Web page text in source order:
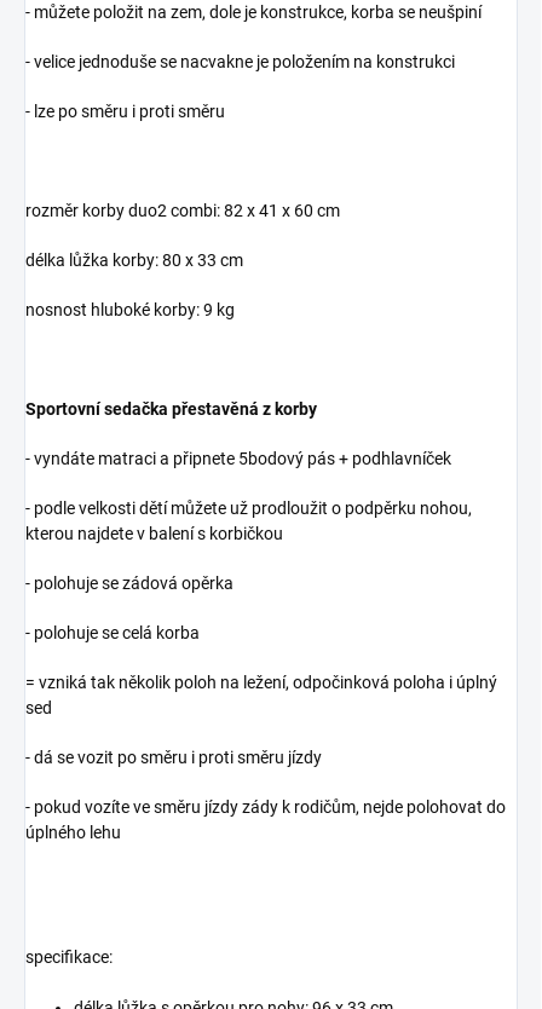
- můžete položit na zem, dole je konstrukce, korba se neušpiní
- velice jednoduše se nacvakne je položením na konstrukci
- lze po směru i proti směru
rozměr korby duo2 combi: 82 x 41 x 60 cm
délka lůžka korby: 80 x 33 cm
nosnost hluboké korby: 9 kg
Sportovní sedačka přestavěná z korby
- vyndáte matraci a připnete 5bodový pás + podhlavníček
- podle velkosti dětí můžete už prodloužit o podpěrku nohou,
kterou najdete v balení s korbičkou
- polohuje se zádová opěrka
- polohuje se celá korba
= vzniká tak několik poloh na ležení, odpočinková poloha i úplný
sed
- dá se vozit po směru i proti směru jízdy
- pokud vozíte ve směru jízdy zády k rodičům, nejde polohovat do
úplného lehu
specifikace: